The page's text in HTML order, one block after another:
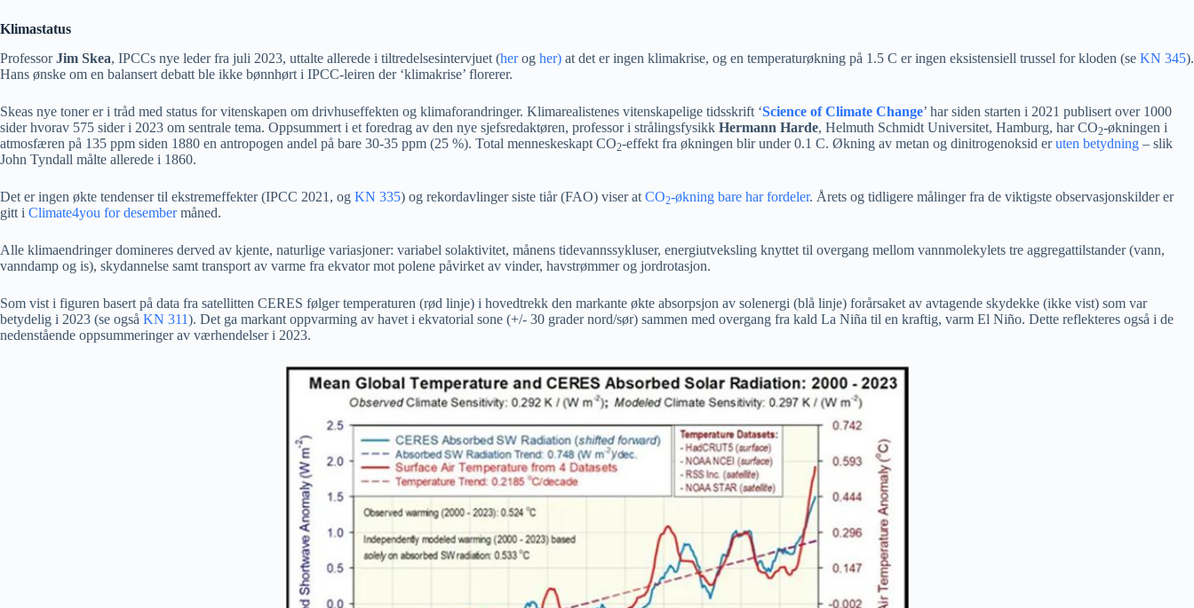
Klimastatus
ProfessorJim Skea, IPCCs nye leder fra juli 2023, uttalte allerede i tiltredelsesintervjuet (herog her) at det er ingen klimakrise, og en temperaturøkning på 1.5 C er ingen eksistensiell trussel for kloden (se KN 345).
Hans ønske om en balansert debatt ble ikke bønnhørt i IPCC-leiren der ‘klimakrise’ florerer.
Skeas nye toner er i tråd med status for vitenskapen om drivhuseffekten og klimaforandringer. Klimarealistenes vitenskapelige tidsskrift ‘Science of Climate Change’ har siden starten i 2021 publisert over 1000
sider hvorav 575 sider i 2023 om sentrale tema. Oppsummert i et foredrag av den nye sjefsredaktøren, professor i strålingsfysikk Hermann Harde, Helmuth Schmidt Universitet, Hamburg, har CO2-økningen i
atmosfæren på 135 ppm siden 1880 en antropogen andel på bare 30-35 ppm (25 %). Total menneskeskapt CO2-effekt fra økningen blir under 0.1 C. Økning av metan og dinitrogenoksid eruten betydning – slik
John Tyndall målte allerede i 1860.
Det er ingen økte tendenser til ekstremeffekter (IPCC 2021, og KN 335) og rekordavlinger siste tiår (FAO) viser at CO2-økning bare har fordeler. Årets og tidligere målinger fra de viktigste observasjonskilder er
gitt i Climate4you for desembermåned.
Alle klimaendringer domineres derved av kjente, naturlige variasjoner: variabel solaktivitet, månens tidevannssykluser, energiutveksling knyttet til overgang mellom vannmolekylets tre aggregattilstander (vann,
vanndamp og is), skydannelse samt transport av varme fra ekvator mot polene påvirket av vinder, havstrømmer og jordrotasjon.
Som vist i figuren basert på data fra satellitten CERES følger temperaturen (rød linje) i hovedtrekk den markante økte absorpsjon av solenergi (blå linje) forårsaket av avtagende skydekke (ikke vist) som var
betydelig i 2023 (se også KN 311). Det ga markant oppvarming av havet i ekvatorial sone (+/- 30 grader nord/sør) sammen med overgang fra kald La Niña til en kraftig, varm El Niño. Dette reflekteres også i de
nedenstående oppsummeringer av værhendelser i 2023.